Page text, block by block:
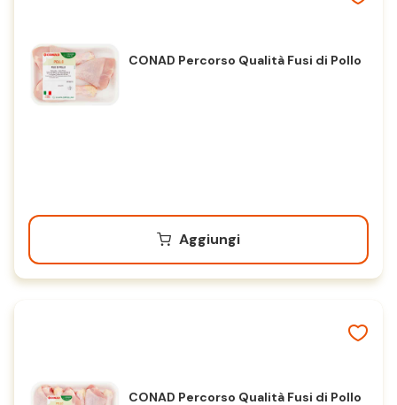
CONAD Percorso Qualità Fusi di Pollo
Aggiungi
CONAD Percorso Qualità Fusi di Pollo